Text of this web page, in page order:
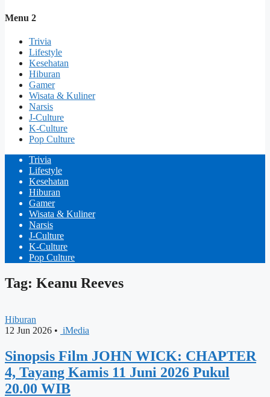
Menu 2
Trivia
Lifestyle
Kesehatan
Hiburan
Gamer
Wisata & Kuliner
Narsis
J-Culture
K-Culture
Pop Culture
Trivia
Lifestyle
Kesehatan
Hiburan
Gamer
Wisata & Kuliner
Narsis
J-Culture
K-Culture
Pop Culture
Tag: Keanu Reeves
Hiburan
12 Jun 2026 • iMedia
Sinopsis Film JOHN WICK: CHAPTER
4, Tayang Kamis 11 Juni 2026 Pukul
20.00 WIB